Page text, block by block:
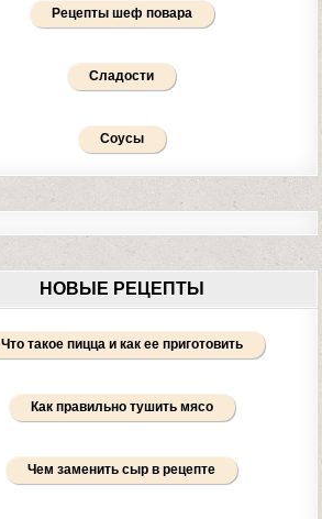
Рецепты шеф повара
Сладости
Соусы
НОВЫЕ РЕЦЕПТЫ
Что такое пицца и как ее приготовить
Как правильно тушить мясо
Чем заменить сыр в рецепте